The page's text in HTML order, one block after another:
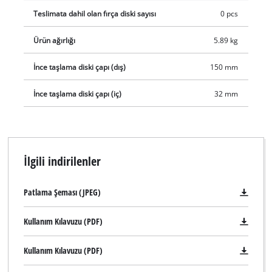
Teslimata dahil olan fırça diski sayısı 0 pcs
Ürün ağırlığı 5.89 kg
İnce taşlama diski çapı (dış) 150 mm
İnce taşlama diski çapı (iç) 32 mm
İlgili indirilenler
Patlama Şeması (JPEG)
Kullanım Kılavuzu (PDF)
Kullanım Kılavuzu (PDF)